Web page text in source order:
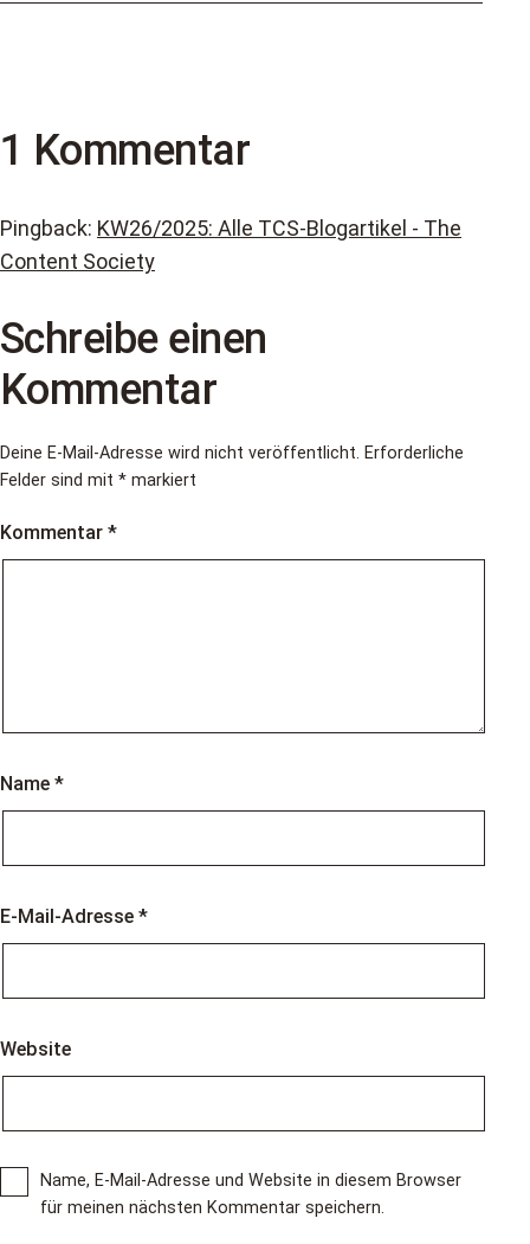
1 Kommentar
Pingback: KW26/2025: Alle TCS-Blogartikel - The
Content Society
Schreibe einen
Kommentar
Deine E-Mail-Adresse wird nicht veröffentlicht. Erforderliche
Felder sind mit * markiert
Kommentar *
Name *
E-Mail-Adresse *
Website
Name, E-Mail-Adresse und Website in diesem Browser
für meinen nächsten Kommentar speichern.